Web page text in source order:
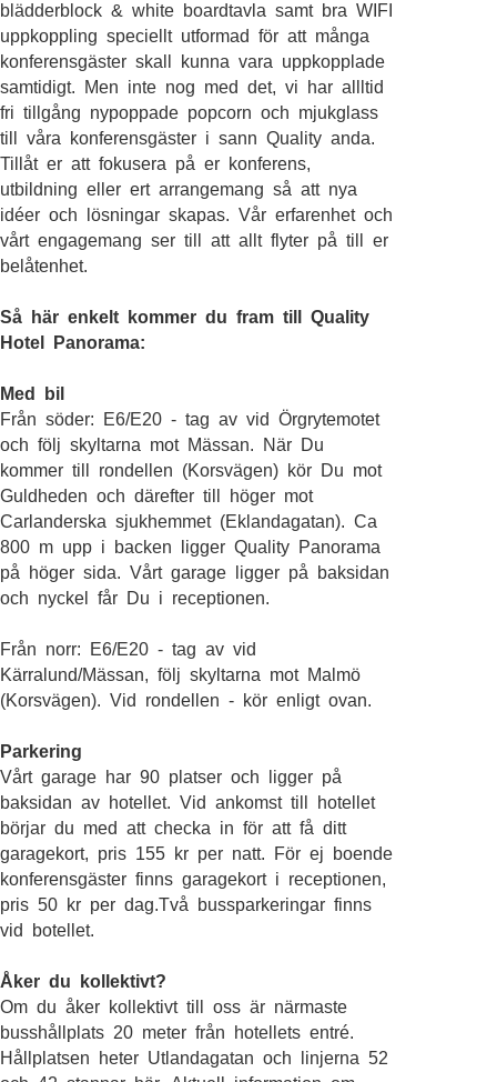
blädderblock & white boardtavla samt bra WIFI
uppkoppling speciellt utformad för att många
konferensgäster skall kunna vara uppkopplade
samtidigt. Men inte nog med det, vi har allltid
fri tillgång nypoppade popcorn och mjukglass
till våra konferensgäster i sann Quality anda.
Tillåt er att fokusera på er konferens,
utbildning eller ert arrangemang så att nya
idéer och lösningar skapas. Vår erfarenhet och
vårt engagemang ser till att allt flyter på till er
belåtenhet.
Så här enkelt kommer du fram till Quality
Hotel Panorama:
Med bil
Från söder: E6/E20 - tag av vid Örgrytemotet
och följ skyltarna mot Mässan. När Du
kommer till rondellen (Korsvägen) kör Du mot
Guldheden och därefter till höger mot
Carlanderska sjukhemmet (Eklandagatan). Ca
800 m upp i backen ligger Quality Panorama
på höger sida. Vårt garage ligger på baksidan
och nyckel får Du i receptionen.
Från norr: E6/E20 - tag av vid
Kärralund/Mässan, följ skyltarna mot Malmö
(Korsvägen). Vid rondellen - kör enligt ovan.
Parkering
Vårt garage har 90 platser och ligger på
baksidan av hotellet. Vid ankomst till hotellet
börjar du med att checka in för att få ditt
garagekort, pris 155 kr per natt. För ej boende
konferensgäster finns garagekort i receptionen,
pris 50 kr per dag.Två bussparkeringar finns
vid botellet.
Åker du kollektivt?
Om du åker kollektivt till oss är närmaste
busshållplats 20 meter från hotellets entré.
Hållplatsen heter Utlandagatan och linjerna 52